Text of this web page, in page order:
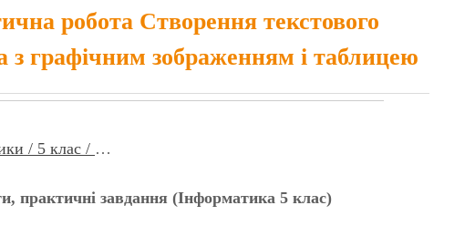
робота Створення текстового
з графічним зображенням і таблицею
/ 5 клас / …
практичні завдання (Інформатика 5 клас)